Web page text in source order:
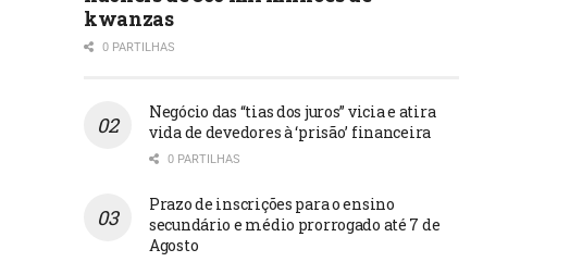
kwanzas
0 PARTILHAS
Negócio das “tias dos juros” vicia e atira
vida de devedores à ‘prisão’ financeira
0 PARTILHAS
Prazo de inscrições para o ensino
secundário e médio prorrogado até 7 de
Agosto